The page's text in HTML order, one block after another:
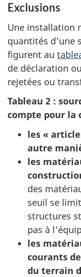
Exclusions
Une installation
quantités d'une
figurent au
de déclaration
rejetées ou
Tableau 2 :
compte pour la
les «
autre
les
des
seuil se
structures
pas à
les
courants
du terrain